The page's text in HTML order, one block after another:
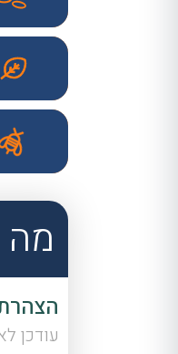
עודכן לאחרונה: